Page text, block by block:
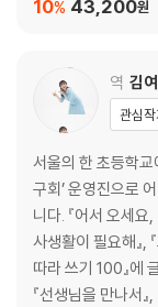
법 세트
43,200원
10%
역 김
관심
서울의 한 초등학
구회’ 운영진으로
니다. 『어서 오세요,
사생활이 필요해』,
따라 쓰기 100』에
『선생님을 만나서』